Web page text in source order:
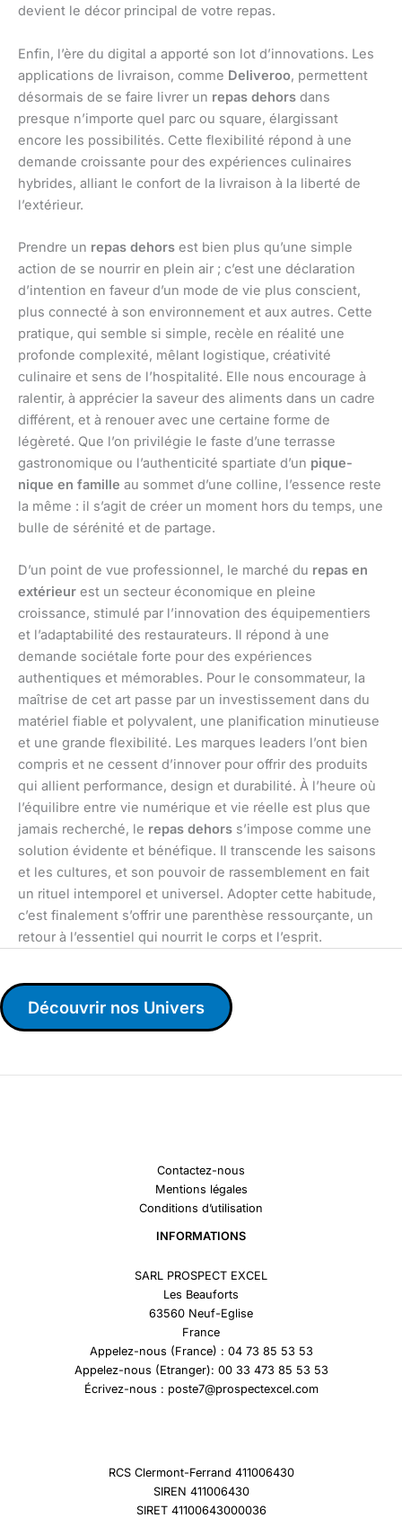
devient le décor principal de votre repas.
Enfin, l’ère du digital a apporté son lot d’innovations. Les
applications de livraison, comme Deliveroo, permettent
désormais de se faire livrer un repas dehors dans
presque n’importe quel parc ou square, élargissant
encore les possibilités. Cette flexibilité répond à une
demande croissante pour des expériences culinaires
hybrides, alliant le confort de la livraison à la liberté de
l’extérieur.
Prendre un repas dehors est bien plus qu’une simple
action de se nourrir en plein air ; c’est une déclaration
d’intention en faveur d’un mode de vie plus conscient,
plus connecté à son environnement et aux autres. Cette
pratique, qui semble si simple, recèle en réalité une
profonde complexité, mêlant logistique, créativité
culinaire et sens de l’hospitalité. Elle nous encourage à
ralentir, à apprécier la saveur des aliments dans un cadre
différent, et à renouer avec une certaine forme de
légèreté. Que l’on privilégie le faste d’une terrasse
gastronomique ou l’authenticité spartiate d’un pique-
nique en famille au sommet d’une colline, l’essence reste
la même : il s’agit de créer un moment hors du temps, une
bulle de sérénité et de partage.
D’un point de vue professionnel, le marché du repas en
extérieur est un secteur économique en pleine
croissance, stimulé par l’innovation des équipementiers
et l’adaptabilité des restaurateurs. Il répond à une
demande sociétale forte pour des expériences
authentiques et mémorables. Pour le consommateur, la
maîtrise de cet art passe par un investissement dans du
matériel fiable et polyvalent, une planification minutieuse
et une grande flexibilité. Les marques leaders l’ont bien
compris et ne cessent d’innover pour offrir des produits
qui allient performance, design et durabilité. À l’heure où
l’équilibre entre vie numérique et vie réelle est plus que
jamais recherché, le repas dehors s’impose comme une
solution évidente et bénéfique. Il transcende les saisons
et les cultures, et son pouvoir de rassemblement en fait
un rituel intemporel et universel. Adopter cette habitude,
c’est finalement s’offrir une parenthèse ressourçante, un
retour à l’essentiel qui nourrit le corps et l’esprit.
Découvrir nos Univers
Contactez-nous
Mentions légales
Conditions d’utilisation
INFORMATIONS
SARL PROSPECT EXCEL
Les Beauforts
63560 Neuf-Eglise
France
Appelez-nous (France) : 04 73 85 53 53
Appelez-nous (Etranger): 00 33 473 85 53 53
Écrivez-nous : poste7@prospectexcel.com
RCS Clermont-Ferrand 411006430
SIREN 411006430
SIRET 41100643000036